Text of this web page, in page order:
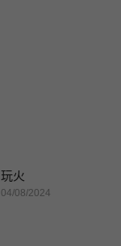
玩火
04/08/2024